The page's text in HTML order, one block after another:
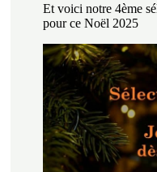
Et voici notre 4ème
pour ce Noël 2025